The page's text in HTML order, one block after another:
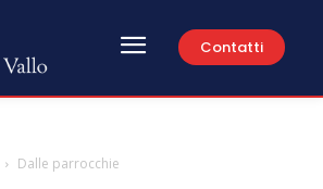
Contatti
Dalle parrocchie